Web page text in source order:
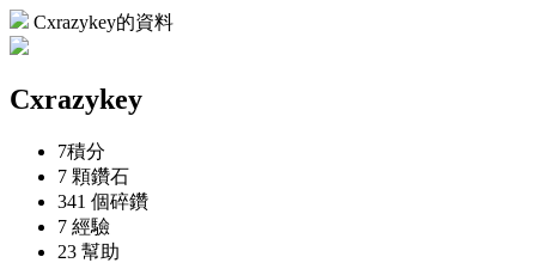
Cxrazykey的資料
Cxrazykey
7積分
7 顆鑽石
341 個碎鑽
7 經驗
23 幫助